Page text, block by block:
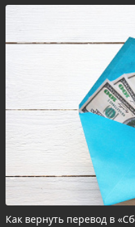
Как вернуть перевод в